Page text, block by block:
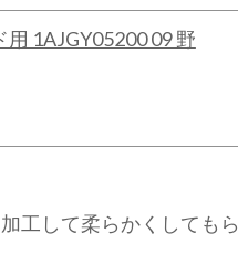
1AJGY05200 09 野
工して柔らかくしてもら